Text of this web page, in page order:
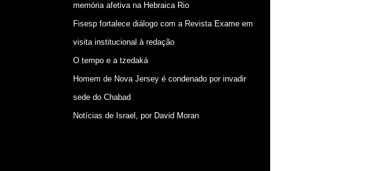
memória afetiva na Hebraica Rio
Fisesp fortalece diálogo com a Revista Exame em
visita institucional à redação
O tempo e a tzedaká
Homem de Nova Jersey é condenado por invadir
sede do Chabad
Notícias de Israel, por David Moran